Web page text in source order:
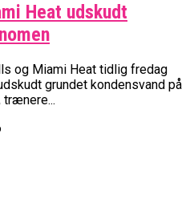
Heat udskudt
og Miami Heat tidlig fredag
grundet kondensvand på
trænere...